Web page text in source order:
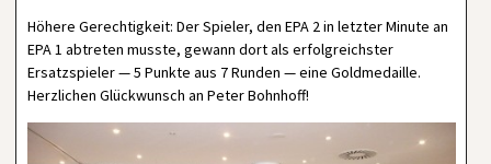
Höhere Gerechtigkeit: Der Spieler, den EPA 2 in letzter Minute an
EPA 1 abtreten musste, gewann dort als erfolgreichster
Ersatzspieler — 5 Punkte aus 7 Runden — eine Goldmedaille.
Herzlichen Glückwunsch an Peter Bohnhoff!